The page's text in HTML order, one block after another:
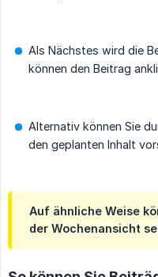
Als Nächstes wird die
können den Beitrag
Alternativ können Sie
den geplanten Inhalt
Auf ähnliche Weise
der Wochenansicht